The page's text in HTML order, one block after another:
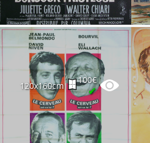
120x160cm
100€
✔